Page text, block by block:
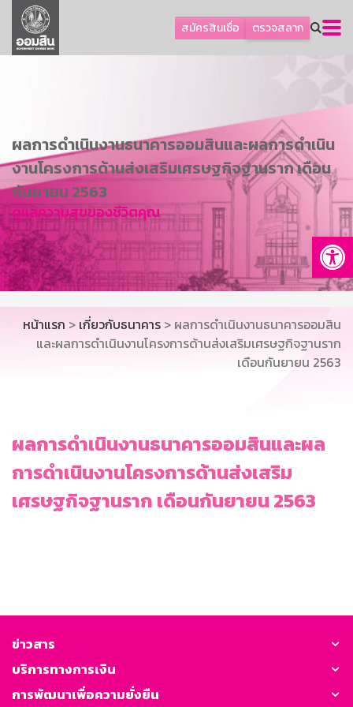
สมัครสินเชื่อ ตรวจสลาก
ลูกค้าธุรกิจ
ลูกค้าผู้ประกอบรายย่อย
เกี่ยวกับธนาคาร
การพัฒนาที่ยั่งยืน
ข่าวสาร
บริการทางการเงิน
อื่นๆ
ติดต่อเรา
บริการออนไลน์
TH
EN
GSB Society
ผลการดำเนินงานธนาคารออมสินและผลการดำเนิน
งานโครงการด้านส่งเสริมเศรษฐกิจฐานราก เดือน
กันยายน 2563
ดูแลความสุขของชีวิตคุณ
หน้าแรก > เกี่ยวกับธนาคาร > ผลการดำเนินงานธนาคารออมสิน
และผลการดำเนินงานโครงการด้านส่งเสริมเศรษฐกิจฐานราก
เดือนกันยายน 2563
ผลการดำเนินงานธนาคารออมสินและผล
การดำเนินงานโครงการด้านส่งเสริม
เศรษฐกิจฐานราก เดือนกันยายน 2563
ข่าวสาร
บริการทางการเงิน
การพัฒนาเพื่อความยั่งยืน